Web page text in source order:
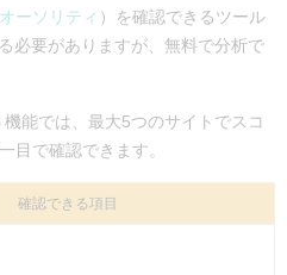
ーソリティ ）を確認できるツール
必要がありますが、無料で分析で
能では、最大5つのサイトでスコ
目で確認できます。
確認できる項目